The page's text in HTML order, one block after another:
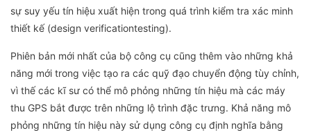
sự suy yếu tín hiệu xuất hiện trong quá trình kiểm tra xác minh
thiết kế (design verificationtesting).
Phiên bản mới nhất của bộ công cụ cũng thêm vào những khả
năng mới trong việc tạo ra các quỹ đạo chuyển động tùy chỉnh,
vì thế các kĩ sư có thể mô phỏng những tín hiệu mà các máy
thu GPS bắt được trên những lộ trình đặc trưng. Khả năng mô
phỏng những tín hiệu này sử dụng công cụ định nghĩa bằng